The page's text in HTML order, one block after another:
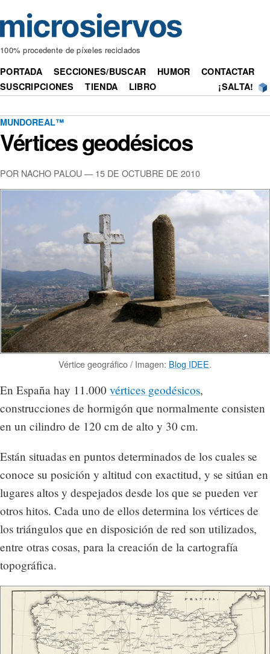
100% procedente de píxeles reciclados
PORTADA SECCIONES/BUSCAR HUMOR
CONTACTAR
SUSCRIPCIONES
TIENDA LIBRO ¡SALTA!
MUNDOREAL™
Vértices geodésicos
POR NACHO PALOU — 15 DE OCTUBRE DE 2010
Vértice geográfico / Imagen: Blog IDEE.
En España hay 11.000 vértices geodésicos,
construcciones de hormigón que normalmente consisten
en un cilindro de 120 cm de alto y 30 cm.
Están situadas en puntos determinados de los cuales se
conoce su posición y altitud con exactitud, y se sitúan en
lugares altos y despejados desde los que se pueden ver
otros hitos. Cada uno de ellos determina los vértices de
los triángulos que en disposición de red son utilizados,
entre otras cosas, para la creación de la cartografía
topográfica.